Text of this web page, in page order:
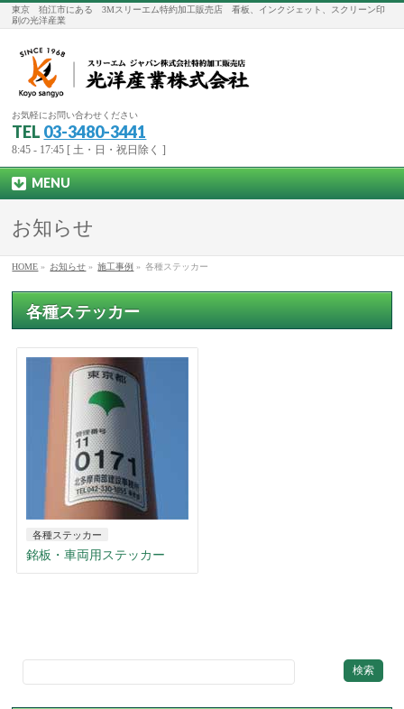
東京 狛江市にある 3Mスリーエム特約加工販売店 看板、インクジェット、スクリーン印
刷の光洋産業
お気軽にお問い合わせください
TEL 03-3480-3441
8:45 - 17:45 [ 土・日・祝日除く ]
MENU
お知らせ
HOME » お知らせ » 施工事例 » 各種ステッカー
各種ステッカー
各種ステッカー
銘板・車両用ステッカー